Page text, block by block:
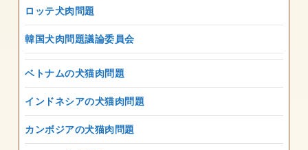
ロッテ犬肉問題
韓国犬肉問題議論委員会
ベトナムの犬猫肉問題
インドネシアの犬猫肉問題
カンボジアの犬猫肉問題